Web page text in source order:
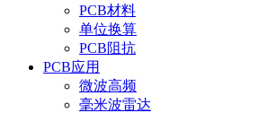
PCB材料
单位换算
PCB阻抗
PCB应用
微波高频
毫米波雷达